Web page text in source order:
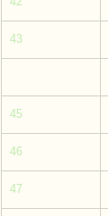
43
45
46
47